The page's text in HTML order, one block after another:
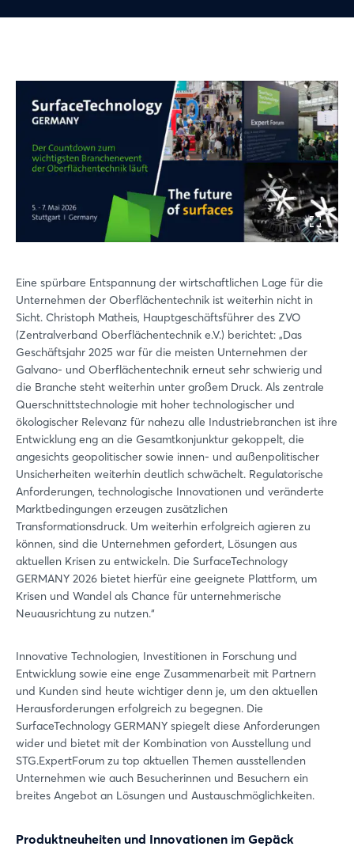
Eine spürbare Entspannung der wirtschaftlichen Lage für die
Unternehmen der Oberflächentechnik ist weiterhin nicht in
Sicht. Christoph Matheis, Hauptgeschäftsführer des ZVO
(Zentralverband Oberflächentechnik e.V.) berichtet: „Das
Geschäftsjahr 2025 war für die meisten Unternehmen der
Galvano- und Oberflächentechnik erneut sehr schwierig und
die Branche steht weiterhin unter großem Druck. Als zentrale
Querschnittstechnologie mit hoher technologischer und
ökologischer Relevanz für nahezu alle Industriebranchen ist ihre
Entwicklung eng an die Gesamtkonjunktur gekoppelt, die
angesichts geopolitischer sowie innen- und außenpolitischer
Unsicherheiten weiterhin deutlich schwächelt. Regulatorische
Anforderungen, technologische Innovationen und veränderte
Marktbedingungen erzeugen zusätzlichen
Transformationsdruck. Um weiterhin erfolgreich agieren zu
können, sind die Unternehmen gefordert, Lösungen aus
aktuellen Krisen zu entwickeln. Die SurfaceTechnology
GERMANY 2026 bietet hierfür eine geeignete Plattform, um
Krisen und Wandel als Chance für unternehmerische
Neuausrichtung zu nutzen.“
Innovative Technologien, Investitionen in Forschung und
Entwicklung sowie eine enge Zusammenarbeit mit Partnern
und Kunden sind heute wichtiger denn je, um den aktuellen
Herausforderungen erfolgreich zu begegnen. Die
SurfaceTechnology GERMANY spiegelt diese Anforderungen
wider und bietet mit der Kombination von Ausstellung und
STG.ExpertForum zu top aktuellen Themen ausstellenden
Unternehmen wie auch Besucherinnen und Besuchern ein
breites Angebot an Lösungen und Austauschmöglichkeiten.
Produktneuheiten und Innovationen im Gepäck